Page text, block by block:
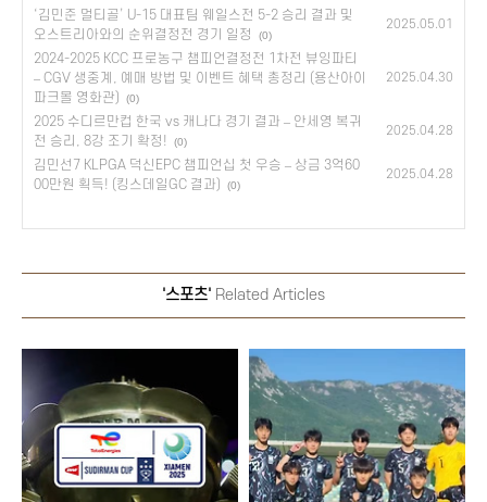
‘김민준 멀티골’ U-15 대표팀 웨일스전 5-2 승리 결과 및
오스트리아와의 순위결정전 경기 일정
(0)
2025.05.01
2024-2025 KCC 프로농구 챔피언결정전 1차전 뷰잉파티
– CGV 생중계, 예매 방법 및 이벤트 혜택 총정리 (용산아이
파크몰 영화관)
(0)
2025.04.30
2025 수디르만컵 한국 vs 캐나다 경기 결과 – 안세영 복귀
전 승리, 8강 조기 확정!
(0)
2025.04.28
김민선7 KLPGA 덕신EPC 챔피언십 첫 우승 – 상금 3억60
00만원 획득! (킹스데일GC 결과)
(0)
2025.04.28
'스포츠' Related Articles